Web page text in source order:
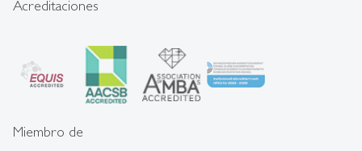
Acreditaciones
Miembro de